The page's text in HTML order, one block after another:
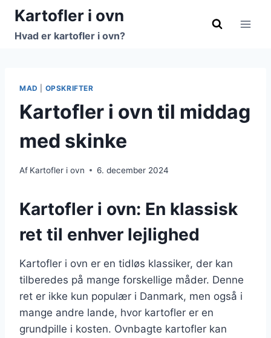
Fortsæt
indhold
Kartofler i ovn
Hvad er kartofler i ovn?
MAD OPSKRIFTER
Kartofler i ovn til middag
med skinke
Af Kartofler i ovn 6. december 2024
Kartofler i ovn: En klassisk
ret til enhver lejlighed
Kartofler i ovn er en tidløs klassiker, der kan
tilberedes på mange forskellige måder. Denne
ret er ikke kun populær i Danmark, men også i
mange andre lande, hvor kartofler er en
grundpille i kosten. Ovnbagte kartofler kan